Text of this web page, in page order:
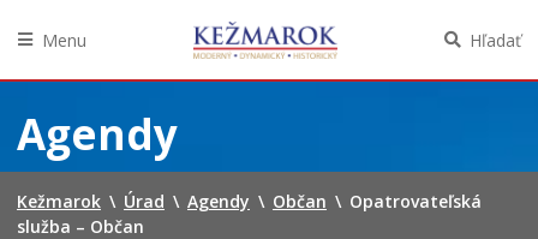
obsah
Menu Hľadať
Agendy
Kežmarok \ Úrad \ Agendy \ Občan \ Opatrovateľská
služba – Občan